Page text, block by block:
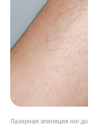
Лазерная эпиляция ног